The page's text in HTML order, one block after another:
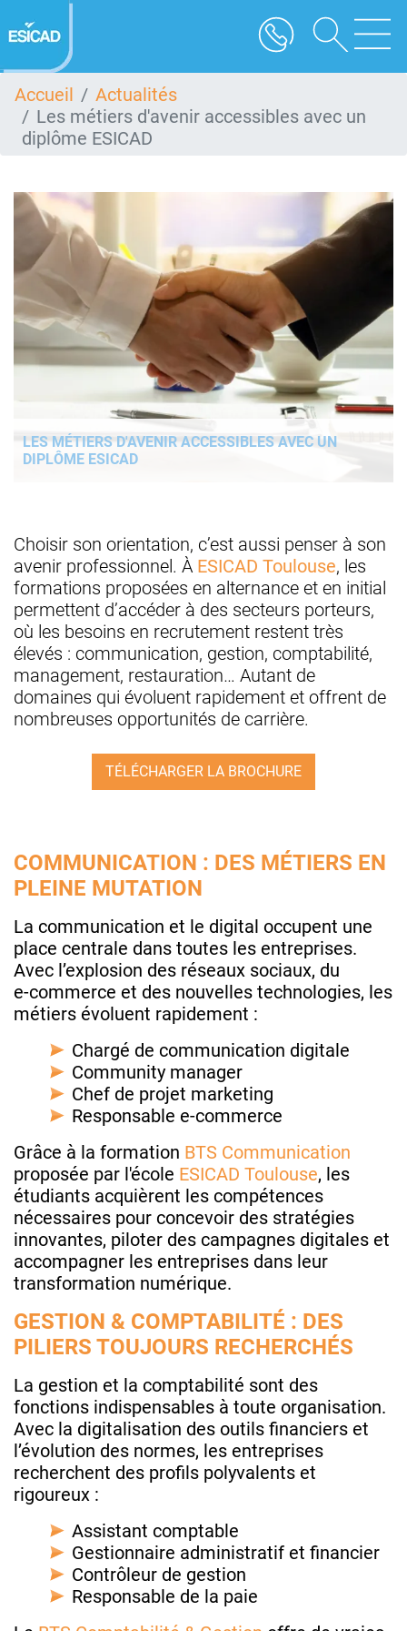
au
contenu
Accueil
Actualités
Les métiers d'avenir accessibles avec un
diplôme ESICAD
LES MÉTIERS D'AVENIR ACCESSIBLES AVEC UN
DIPLÔME ESICAD
Choisir son orientation, c’est aussi penser à son
avenir professionnel. À ESICAD Toulouse, les
formations proposées en alternance et en initial
permettent d’accéder à des secteurs porteurs,
où les besoins en recrutement restent très
élevés : communication, gestion, comptabilité,
management, restauration… Autant de
domaines qui évoluent rapidement et offrent de
nombreuses opportunités de carrière.
TÉLÉCHARGER LA BROCHURE
COMMUNICATION : DES MÉTIERS EN
PLEINE MUTATION
La communication et le digital occupent une
place centrale dans toutes les entreprises.
Avec l’explosion des réseaux sociaux, du
e‑commerce et des nouvelles technologies, les
métiers évoluent rapidement :
Chargé de communication digitale
Community manager
Chef de projet marketing
Responsable e‑commerce
Grâce à la formation BTS Communication
proposée par l'école ESICAD Toulouse, les
étudiants acquièrent les compétences
nécessaires pour concevoir des stratégies
innovantes, piloter des campagnes digitales et
accompagner les entreprises dans leur
transformation numérique.
GESTION & COMPTABILITÉ : DES
PILIERS TOUJOURS RECHERCHÉS
La gestion et la comptabilité sont des
fonctions indispensables à toute organisation.
Avec la digitalisation des outils financiers et
l’évolution des normes, les entreprises
recherchent des profils polyvalents et
rigoureux :
Assistant comptable
Gestionnaire administratif et financier
Contrôleur de gestion
Responsable de la paie